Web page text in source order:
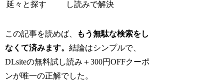
延々と探す
し読みで解決
この記事を読めば、
もう無駄な検索をし
なくて済みます。結論はシンプルで、
DLsiteの無料試し読み＋300円OFFクーポ
ンが唯一の正解でした。